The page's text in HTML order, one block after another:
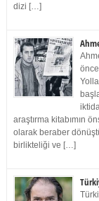
dizi […]
araştırma kitabımın
olarak beraber
birlikteliği ve […]